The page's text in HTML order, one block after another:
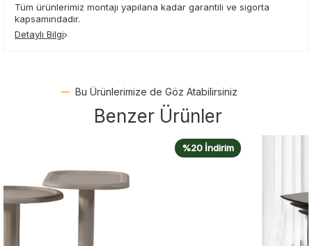
Tüm ürünlerimiz montajı yapılana kadar garantili ve sigorta
kapsamındadır.
Detaylı Bilgi
Bu Ürünlerimize de Göz Atabilirsiniz
Benzer Ürünler